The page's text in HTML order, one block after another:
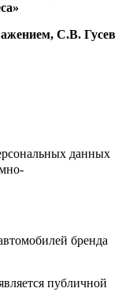
С.В. Гусев
данных
бренда
публичной